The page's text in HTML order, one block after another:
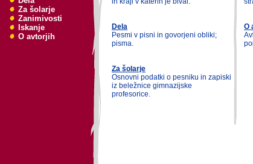
Za šolarje
Zanimivosti
Iskanje
O avtorjih
Dela
Pesmi v pisni in govorjeni obliki;
pisma.
Za šolarje
Osnovni podatki o pesniku in zapiski
iz beležnice gimnazijske
profesorice.
O